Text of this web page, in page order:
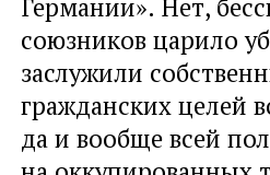
союзников царило
заслужили
гражданских целей
да и вообще всей